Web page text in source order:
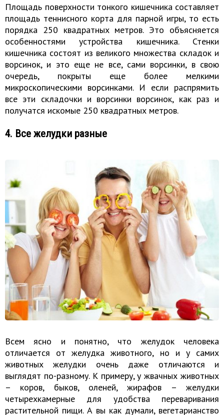
Площадь поверхности тонкого кишечника составляет
площадь теннисного корта для парной игры, то есть
порядка 250 квадратных метров. Это объясняется
особенностями устройства кишечника. Стенки
кишечника состоят из великого множества складок и
ворсинок, и это еще не все, сами ворсинки, в свою
очередь, покрыты еще более мелкими
микроскопическими ворсинками. И если распрямить
все эти складочки и ворсинки ворсинок, как раз и
получатся искомые 250 квадратных метров.
4. Все желудки разные
Всем ясно и понятно, что желудок человека
отличается от желудка животного, но и у самих
животных желудки очень даже отличаются и
выглядят по-разному. К примеру, у жвачных животных
– коров, быков, оленей, жирафов – желудки
четырехкамерные для удобства переваривания
растительной пищи. А вы как думали, вегетарианство